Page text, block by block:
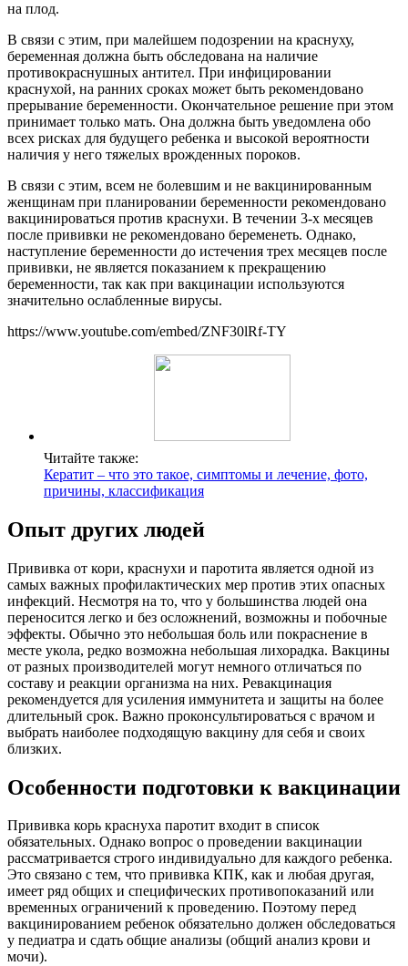
на плод.
В связи с этим, при малейшем подозрении на краснуху,
беременная должна быть обследована на наличие
противокраснушных антител. При инфицировании
краснухой, на ранних сроках может быть рекомендовано
прерывание беременности. Окончательное решение при этом
принимает только мать. Она должна быть уведомлена обо
всех рисках для будущего ребенка и высокой вероятности
наличия у него тяжелых врожденных пороков.
В связи с этим, всем не болевшим и не вакцинированным
женщинам при планировании беременности рекомендовано
вакцинироваться против краснухи. В течении 3-х месяцев
после прививки не рекомендовано беременеть. Однако,
наступление беременности до истечения трех месяцев после
прививки, не является показанием к прекращению
беременности, так как при вакцинации используются
значительно ослабленные вирусы.
https://www.youtube.com/embed/ZNF30lRf-TY
Читайте также:
Кератит – что это такое, симптомы и лечение, фото,
причины, классификация
Опыт других людей
Прививка от кори, краснухи и паротита является одной из
самых важных профилактических мер против этих опасных
инфекций. Несмотря на то, что у большинства людей она
переносится легко и без осложнений, возможны и побочные
эффекты. Обычно это небольшая боль или покраснение в
месте укола, редко возможна небольшая лихорадка. Вакцины
от разных производителей могут немного отличаться по
составу и реакции организма на них. Ревакцинация
рекомендуется для усиления иммунитета и защиты на более
длительный срок. Важно проконсультироваться с врачом и
выбрать наиболее подходящую вакцину для себя и своих
близких.
Особенности подготовки к вакцинации
Прививка корь краснуха паротит входит в список
обязательных. Однако вопрос о проведении вакцинации
рассматривается строго индивидуально для каждого ребенка.
Это связано с тем, что прививка КПК, как и любая другая,
имеет ряд общих и специфических противопоказаний или
временных ограничений к проведению. Поэтому перед
вакцинированием ребенок обязательно должен обследоваться
у педиатра и сдать общие анализы (общий анализ крови и
мочи).